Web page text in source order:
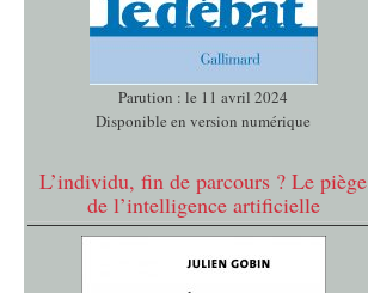
Parution : le 11 avril 2024
Disponible en version numérique
L’individu, fin de parcours ? Le piège
de l’intelligence artificielle